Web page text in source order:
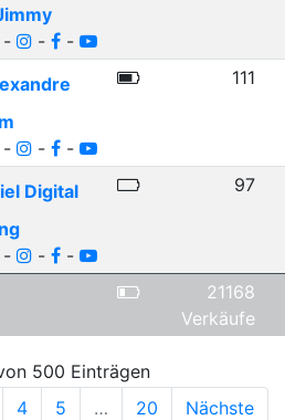
-
- -
-
- -
111
Digital
-
- -
97
21168
Verkäufe
500 Einträgen
4 5 … 20 Nächste